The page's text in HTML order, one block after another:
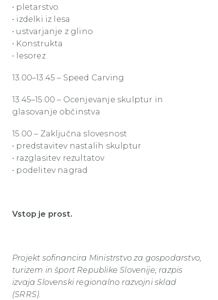
• pletarstvo
• izdelki iz lesa
• ustvarjanje z glino
• Konstrukta
• lesorez
13.00–13.45 – Speed Carving
13.45–15.00 – Ocenjevanje skulptur in
glasovanje občinstva
15.00 – Zaključna slovesnost
• predstavitev nastalih skulptur
• razglasitev rezultatov
• podelitev nagrad
Vstop je prost.
Projekt sofinancira Ministrstvo za gospodarstvo,
turizem in šport Republike Slovenije; razpis
izvaja Slovenski regionalno razvojni sklad
(SRRS).